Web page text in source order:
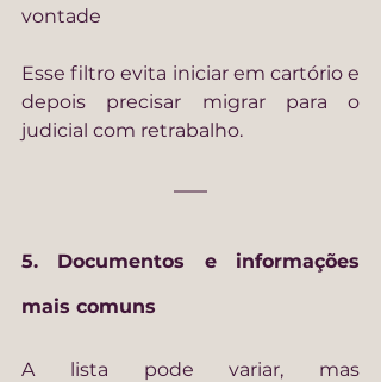
vontade
Esse filtro evita iniciar em cartório e
depois precisar migrar para o
judicial com retrabalho.
5. Documentos e informações
mais comuns
A lista pode variar, mas